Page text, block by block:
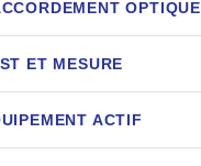
OPTIQUE
ET MESURE
ACTIF